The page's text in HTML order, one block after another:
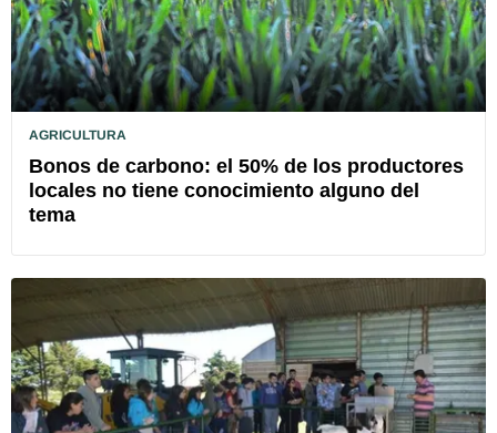
AGRICULTURA
Bonos de carbono: el 50% de los productores
locales no tiene conocimiento alguno del
tema